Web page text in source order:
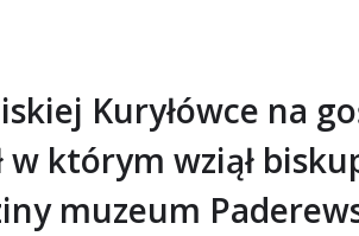
Kuryłówce na
w którym wziął
muzeum